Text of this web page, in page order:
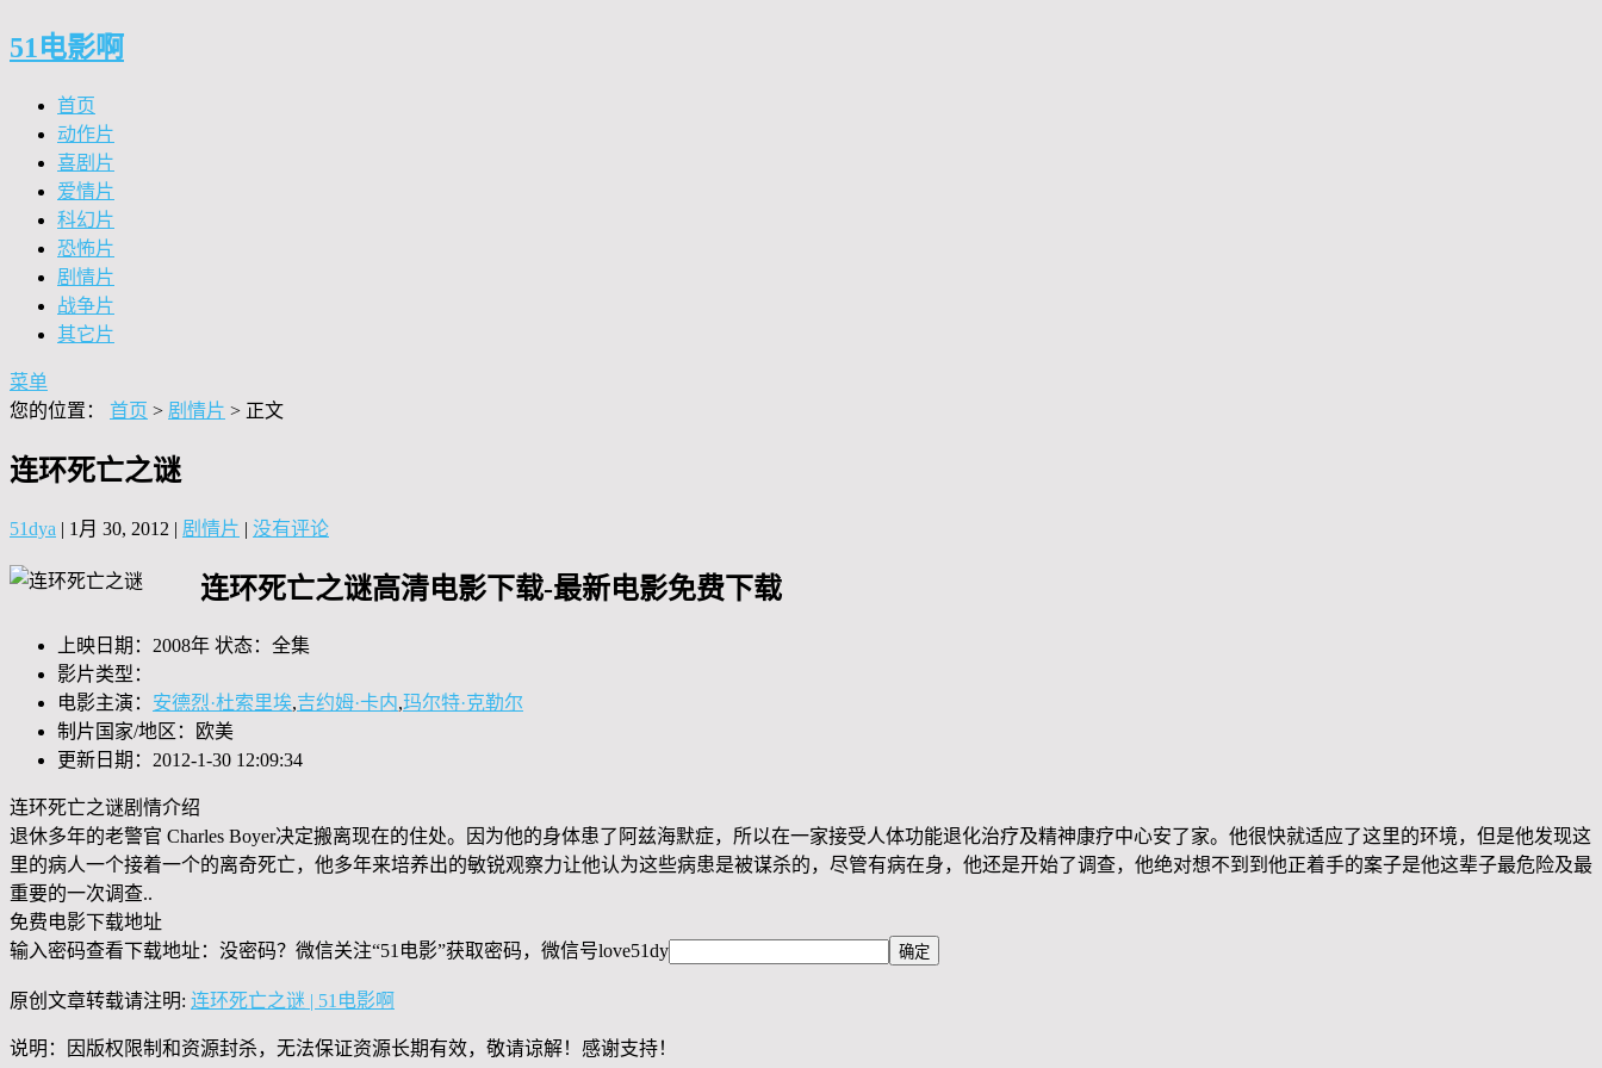
51电影啊
首页
动作片
喜剧片
爱情片
科幻片
恐怖片
剧情片
战争片
其它片
菜单
您的位置： 首页 > 剧情片 > 正文
连环死亡之谜
51dya | 1月 30, 2012 | 剧情片 | 没有评论
连环死亡之谜高清电影下载-最新电影免费下载
上映日期：2008年 状态：全集
影片类型：
电影主演： 安德烈·杜索里埃,吉约姆·卡内,玛尔特·克勒尔
制片国家/地区：欧美
更新日期：2012-1-30 12:09:34
连环死亡之谜剧情介绍
退休多年的老警官 Charles Boyer决定搬离现在的住处。因为他的身体患了阿兹海默症，所以在一家接受人体功能退化治疗及精神康疗中心安了家。他很快就适应了这里的环境，但是他发现这
里的病人一个接着一个的离奇死亡，他多年来培养出的敏锐观察力让他认为这些病患是被谋杀的，尽管有病在身，他还是开始了调查，他绝对想不到到他正着手的案子是他这辈子最危险及最
重要的一次调查..
免费电影下载地址
输入密码查看下载地址：没密码？微信关注“51电影”获取密码，微信号love51dy
原创文章转载请注明: 连环死亡之谜 | 51电影啊
说明：因版权限制和资源封杀，无法保证资源长期有效，敬请谅解！感谢支持！